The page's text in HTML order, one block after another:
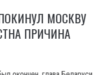
МОСКВУ
ПРИЧИНА